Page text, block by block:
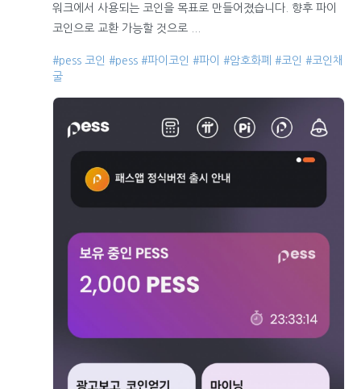
워크에서 사용되는 코인을 목표로 만들어졌습니다. 향후 파이
코인으로 교환 가능할 것으로 ...
#pess 코인 #pess #파이코인 #파이 #암호화폐 #코인
#코인채
굴